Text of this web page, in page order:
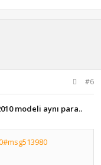
#6
modeli aynı para..